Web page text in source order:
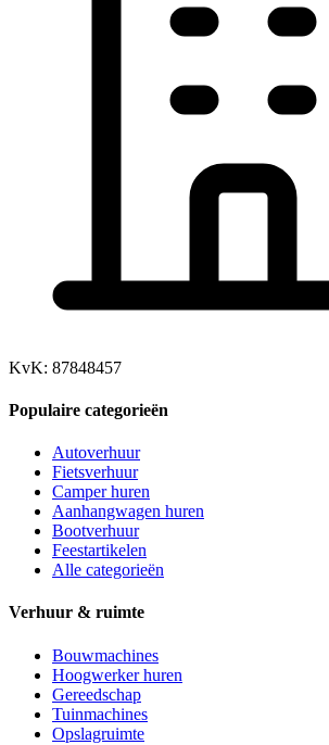
KvK: 87848457
Populaire categorieën
Autoverhuur
Fietsverhuur
Camper huren
Aanhangwagen huren
Bootverhuur
Feestartikelen
Alle categorieën
Verhuur & ruimte
Bouwmachines
Hoogwerker huren
Gereedschap
Tuinmachines
Opslagruimte